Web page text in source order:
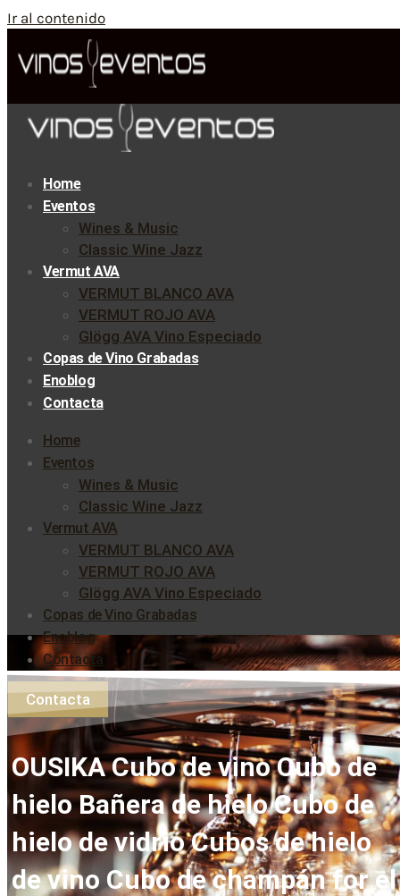
Ir al contenido
Home
Eventos
Wines & Music
Classic Wine Jazz
Vermut AVA
VERMUT BLANCO AVA
VERMUT ROJO AVA
Glögg AVA Vino Especiado
Copas de Vino Grabadas
Enoblog
Contacta
Home
Eventos
Wines & Music
Classic Wine Jazz
Vermut AVA
VERMUT BLANCO AVA
VERMUT ROJO AVA
Glögg AVA Vino Especiado
Copas de Vino Grabadas
Enoblog
Contacta
Contacta
OUSIKA Cubo de vino Cubo de
hielo Bañera de hielo Cubo de
hielo de vidrio Cubos de hielo
de vino Cubo de champán for el